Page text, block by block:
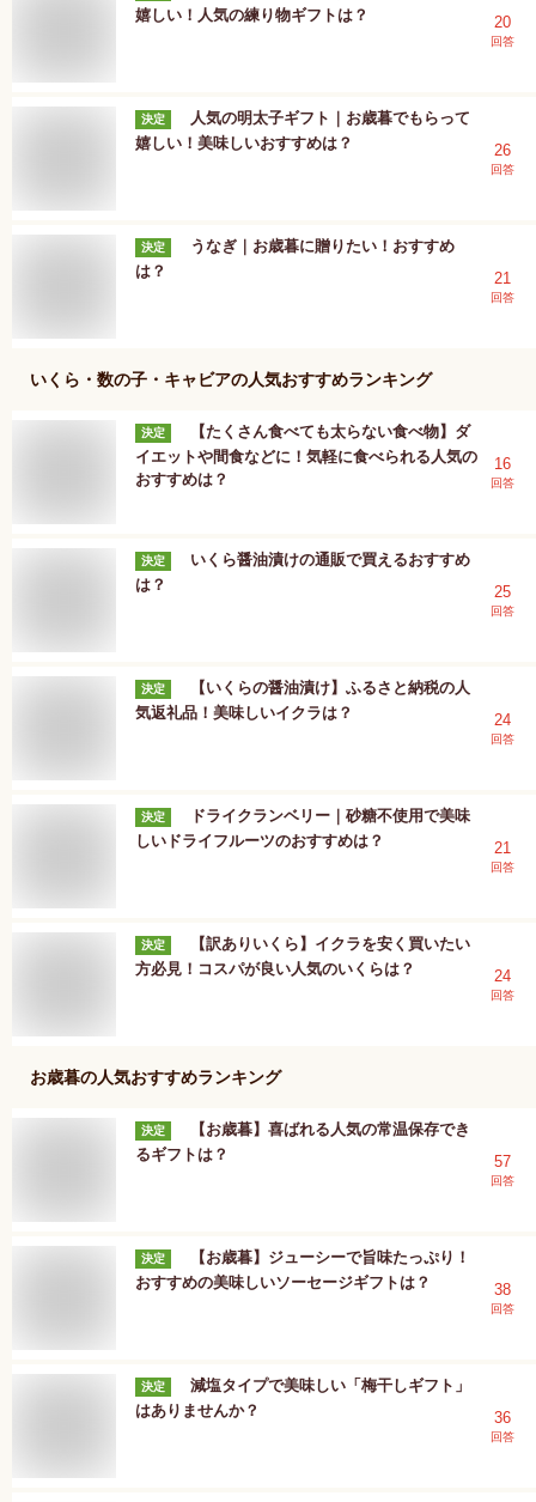
嬉しい！人気の練り物ギフトは？
20
回答
決定
人気の明太子ギフト｜お歳暮でもらって
嬉しい！美味しいおすすめは？
26
回答
決定
うなぎ｜お歳暮に贈りたい！おすすめ
は？
21
回答
いくら・数の子・キャビアの人気おすすめランキング
決定
【たくさん食べても太らない食べ物】ダ
イエットや間食などに！気軽に食べられる人気の
おすすめは？
16
回答
決定
いくら醤油漬けの通販で買えるおすすめ
は？
25
回答
決定
【いくらの醤油漬け】ふるさと納税の人
気返礼品！美味しいイクラは？
24
回答
決定
ドライクランベリー｜砂糖不使用で美味
しいドライフルーツのおすすめは？
21
回答
決定
【訳ありいくら】イクラを安く買いたい
方必見！コスパが良い人気のいくらは？
24
回答
お歳暮の人気おすすめランキング
決定
【お歳暮】喜ばれる人気の常温保存でき
るギフトは？
57
回答
決定
【お歳暮】ジューシーで旨味たっぷり！
おすすめの美味しいソーセージギフトは？
38
回答
決定
減塩タイプで美味しい「梅干しギフト」
はありませんか？
36
回答